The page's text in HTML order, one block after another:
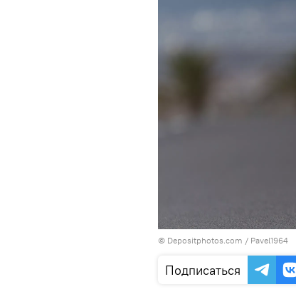
© Depositphotos.com / Pavel1964
Подписаться